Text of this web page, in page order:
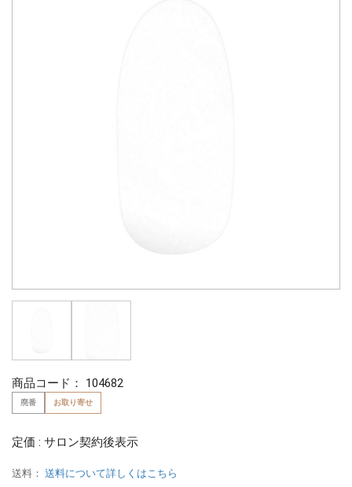
商品コード： 104682
廃番 お取り寄せ
定価 : サロン契約後表示
送料： 送料について詳しくはこちら